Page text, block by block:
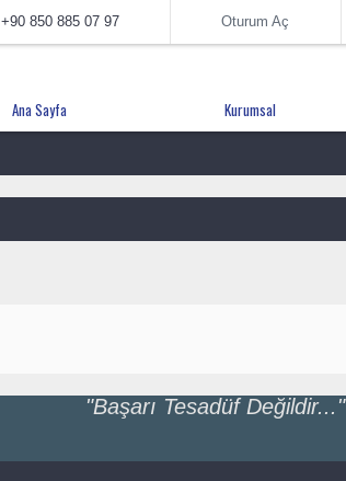
+90 850 885 07 97 Oturum Aç
Ana Sayfa Kurumsal
"Başarı Tesadüf Değildir..."